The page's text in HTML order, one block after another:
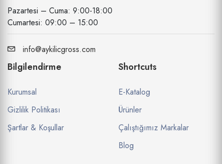
Pazartesi – Cuma: 9:00-18:00
Cumartesi: 09:00 – 15:00
info@aykilicgross.com
Bilgilendirme
Kurumsal
Gizlilik Politikası
Şartlar & Koşullar
Shortcuts
E-Katalog
Ürünler
Çalıştığımız Markalar
Blog